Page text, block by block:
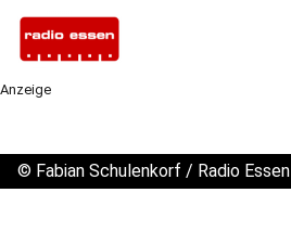
Anzeige
© Fabian Schulenkorf / Radio Essen